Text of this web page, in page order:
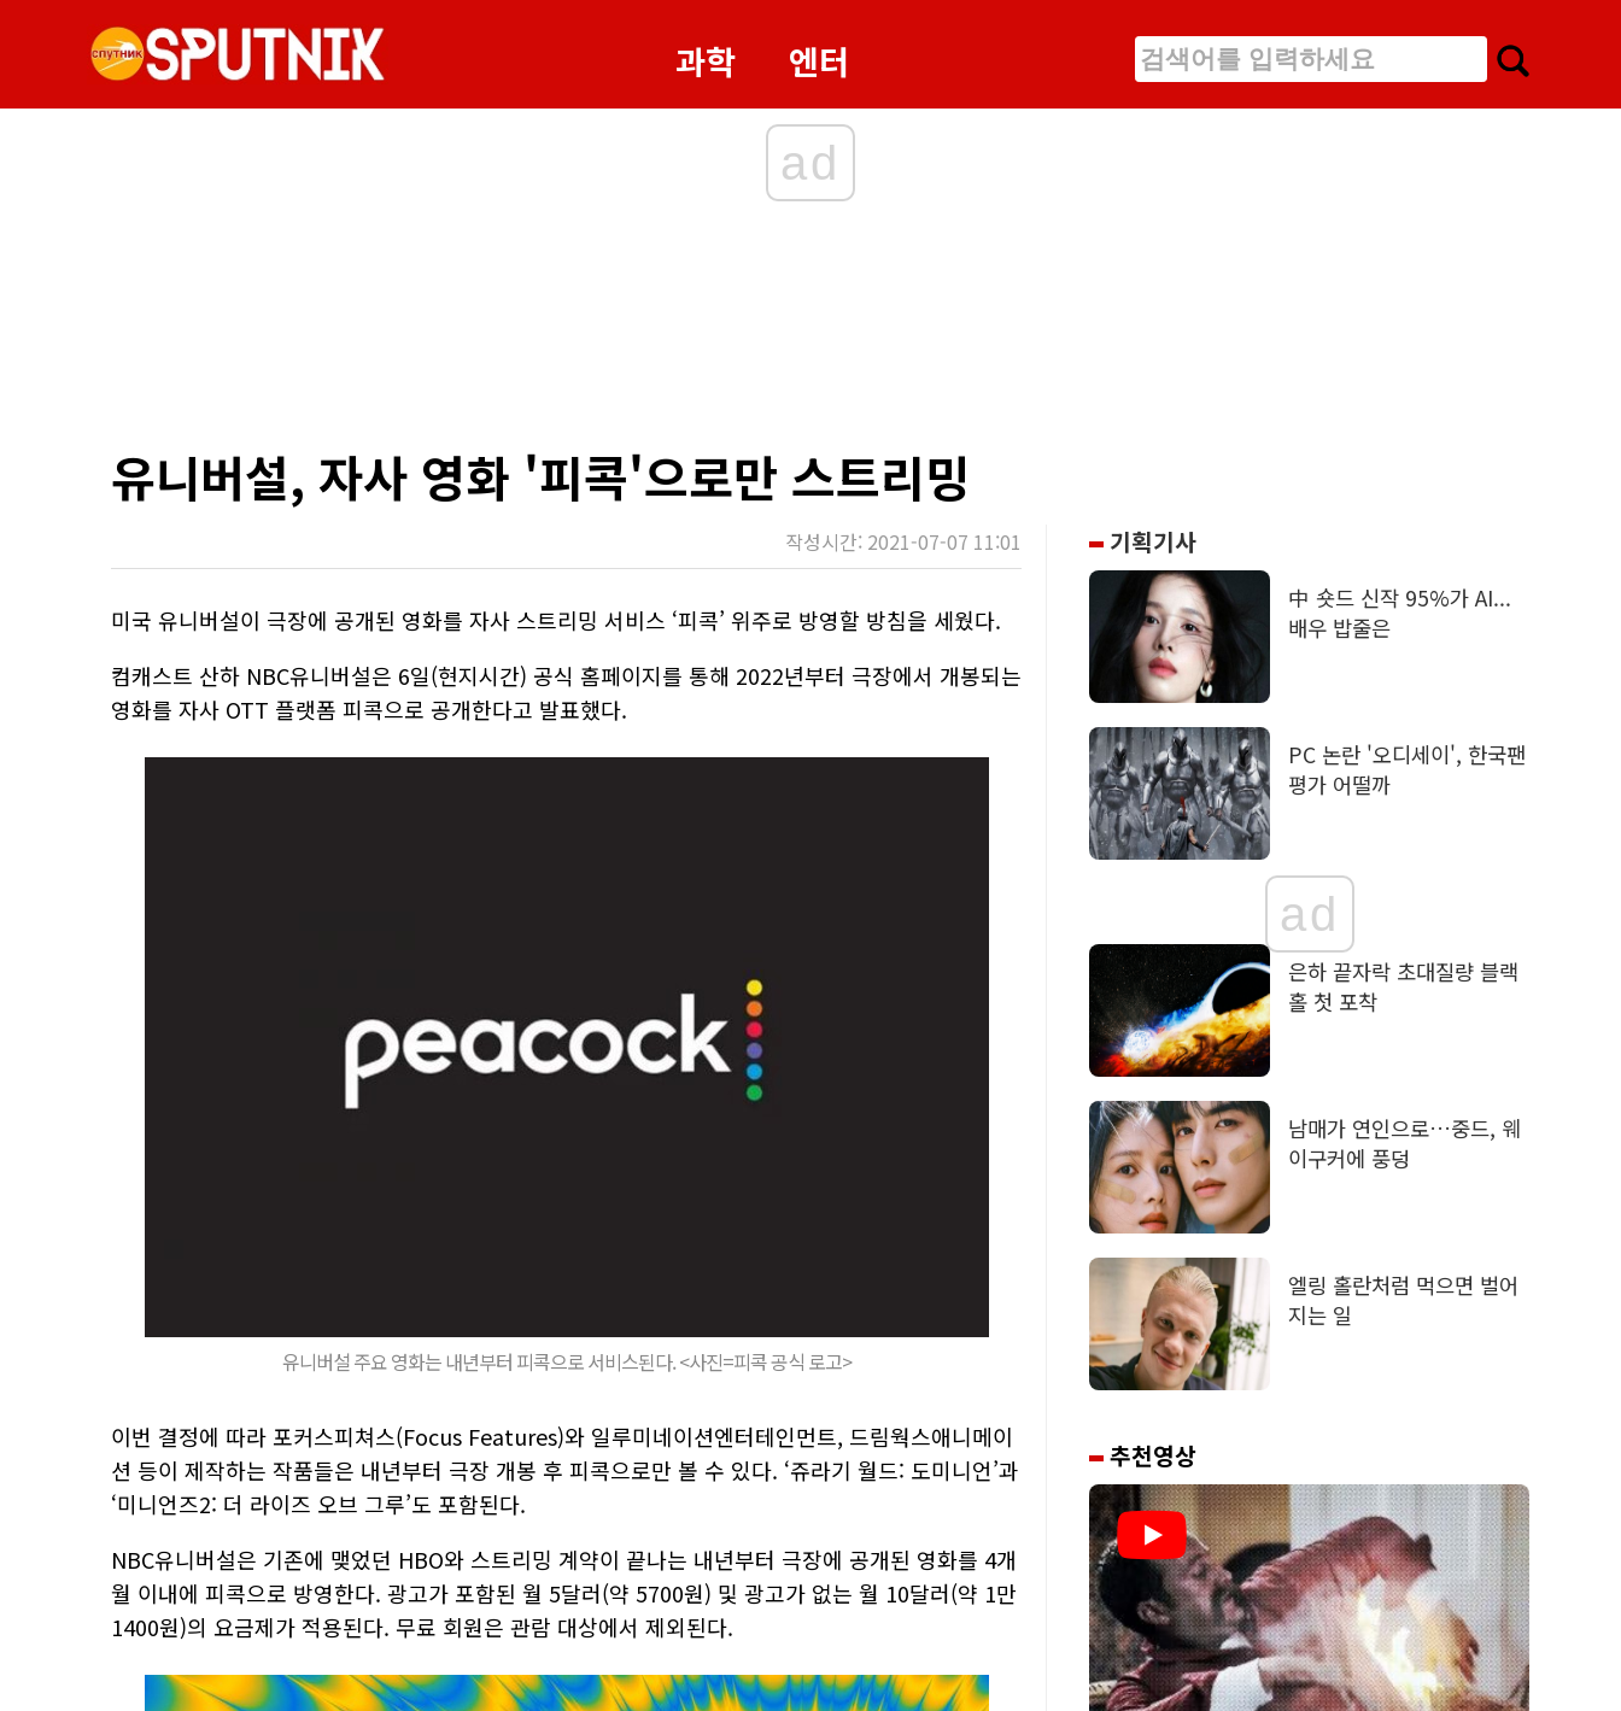
과학 엔터
ad
유니버설, 자사 영화 '피콕'으로만 스트리밍
작성시간: 2021-07-07 11:01
미국 유니버설이 극장에 공개된 영화를 자사 스트리밍 서비스 ‘피콕’ 위주로 방영할 방침을 세웠다.
컴캐스트 산하 NBC유니버설은 6일(현지시간) 공식 홈페이지를 통해 2022년부터 극장에서 개봉되는
영화를 자사 OTT 플랫폼 피콕으로 공개한다고 발표했다.
유니버설 주요 영화는 내년부터 피콕으로 서비스된다. <사진=피콕 공식 로고>
이번 결정에 따라 포커스피쳐스(Focus Features)와 일루미네이션엔터테인먼트, 드림웍스애니메이
션 등이 제작하는 작품들은 내년부터 극장 개봉 후 피콕으로만 볼 수 있다. ‘쥬라기 월드: 도미니언’과
‘미니언즈2: 더 라이즈 오브 그루’도 포함된다.
NBC유니버설은 기존에 맺었던 HBO와 스트리밍 계약이 끝나는 내년부터 극장에 공개된 영화를 4개
월 이내에 피콕으로 방영한다. 광고가 포함된 월 5달러(약 5700원) 및 광고가 없는 월 10달러(약 1만
1400원)의 요금제가 적용된다. 무료 회원은 관람 대상에서 제외된다.
기획기사
中 숏드 신작 95%가 AI...
배우 밥줄은
PC 논란 '오디세이', 한국팬
평가 어떨까
ad
은하 끝자락 초대질량 블랙
홀 첫 포착
남매가 연인으로…중드, 웨
이구커에 풍덩
엘링 홀란처럼 먹으면 벌어
지는 일
추천영상